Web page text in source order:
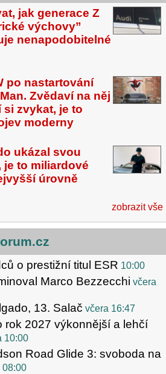
jak generace Z
výchovy”
nenapodobitelné
po nastartování
Zvědaví na něj
si zvykat, je to
moderny
ukázal svou
to miliardové
úrovně
zobrazit vše
o prestižní titul ESR 10:00
Marco Bezzecchi včera
13. Salač včera 16:47
rok 2027 výkonnější a lehčí
10:00
Road Glide 3: svoboda na
08:00